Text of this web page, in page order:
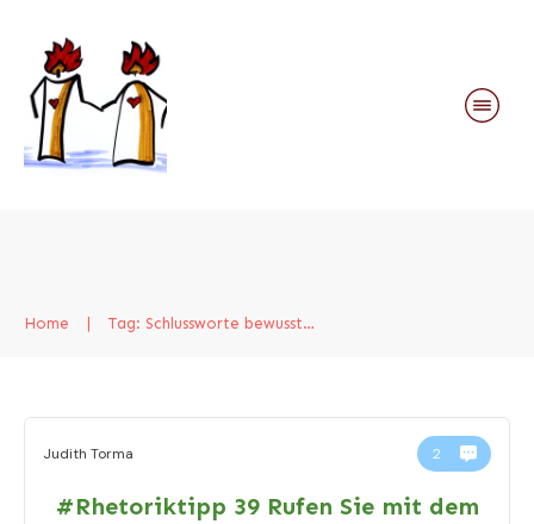
Home Tag: Schlussworte bewusst wählen.
Judith Torma 2
#Rhetoriktipp 39 Rufen Sie mit dem